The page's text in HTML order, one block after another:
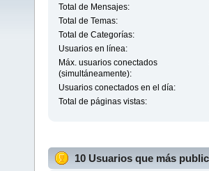
Total de Mensajes:
Total de Temas:
Total de Categorías:
Usuarios en línea:
Máx. usuarios conectados
(simultáneamente):
Usuarios conectados en el día:
Total de páginas vistas:
10 Usuarios que más